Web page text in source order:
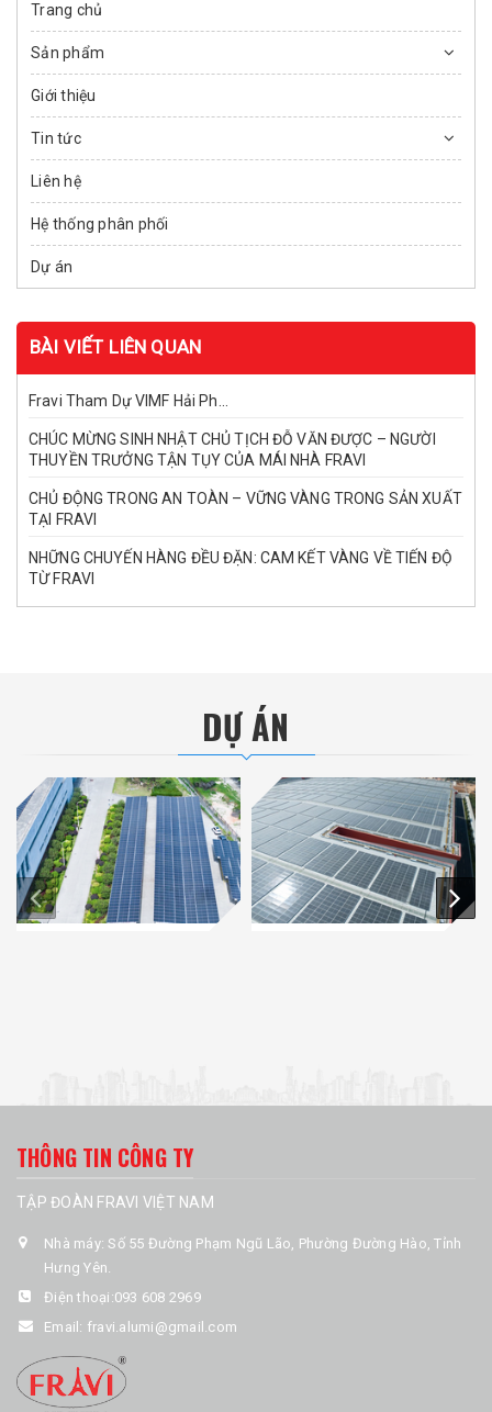
Trang chủ
Sản phẩm
Giới thiệu
Tin tức
Liên hệ
Hệ thống phân phối
Dự án
BÀI VIẾT LIÊN QUAN
Fravi Tham Dự VIMF Hải Ph...
CHÚC MỪNG SINH NHẬT CHỦ TỊCH ĐỖ VĂN ĐƯỢC – NGƯỜI
THUYỀN TRƯỞNG TẬN TỤY CỦA MÁI NHÀ FRAVI
CHỦ ĐỘNG TRONG AN TOÀN – VỮNG VÀNG TRONG SẢN XUẤT
TẠI FRAVI
NHỮNG CHUYẾN HÀNG ĐỀU ĐẶN: CAM KẾT VÀNG VỀ TIẾN ĐỘ
TỪ FRAVI
DỰ ÁN
THÔNG TIN CÔNG TY
TẬP ĐOÀN FRAVI VIỆT NAM
Nhà máy: Số 55 Đường Phạm Ngũ Lão, Phường Đường Hào, Tỉnh
Hưng Yên.
Điện thoại:093 608 2969
Email: fravi.alumi@gmail.com